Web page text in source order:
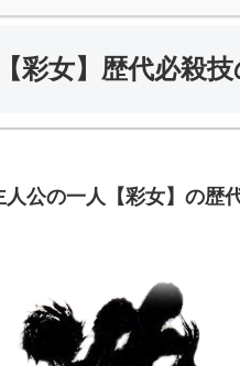
彩女】歴代必殺
公の一人【彩女】の歴